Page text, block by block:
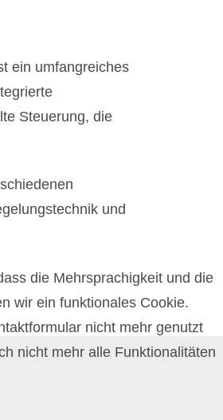
ein umfangreiches
Steuerung, die
und
die Mehrsprachigkeit und die
wir ein funktionales Cookie.
nicht mehr genutzt
nicht mehr alle Funktionalitäten